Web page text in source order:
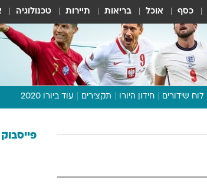
כסף אוכל בריאות תיירות טכנולוגיה
לוח שידורים חידון היורו תקצירים עוד ביורו 2020
תכנית היורו פייסבוק